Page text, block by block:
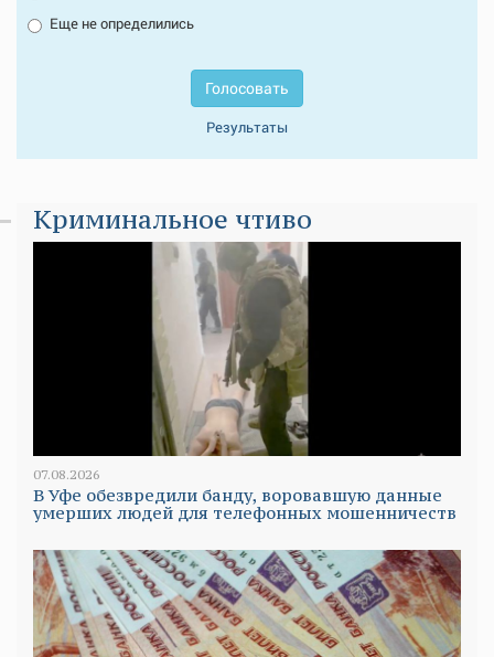
Еще не определились
Голосовать
Результаты
Криминальное чтиво
07.08.2026
В Уфе обезвредили банду, воровавшую данные
умерших людей для телефонных мошенничеств